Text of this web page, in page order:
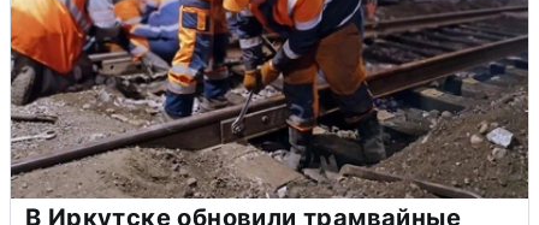
В Иркутске обновили трамвайные